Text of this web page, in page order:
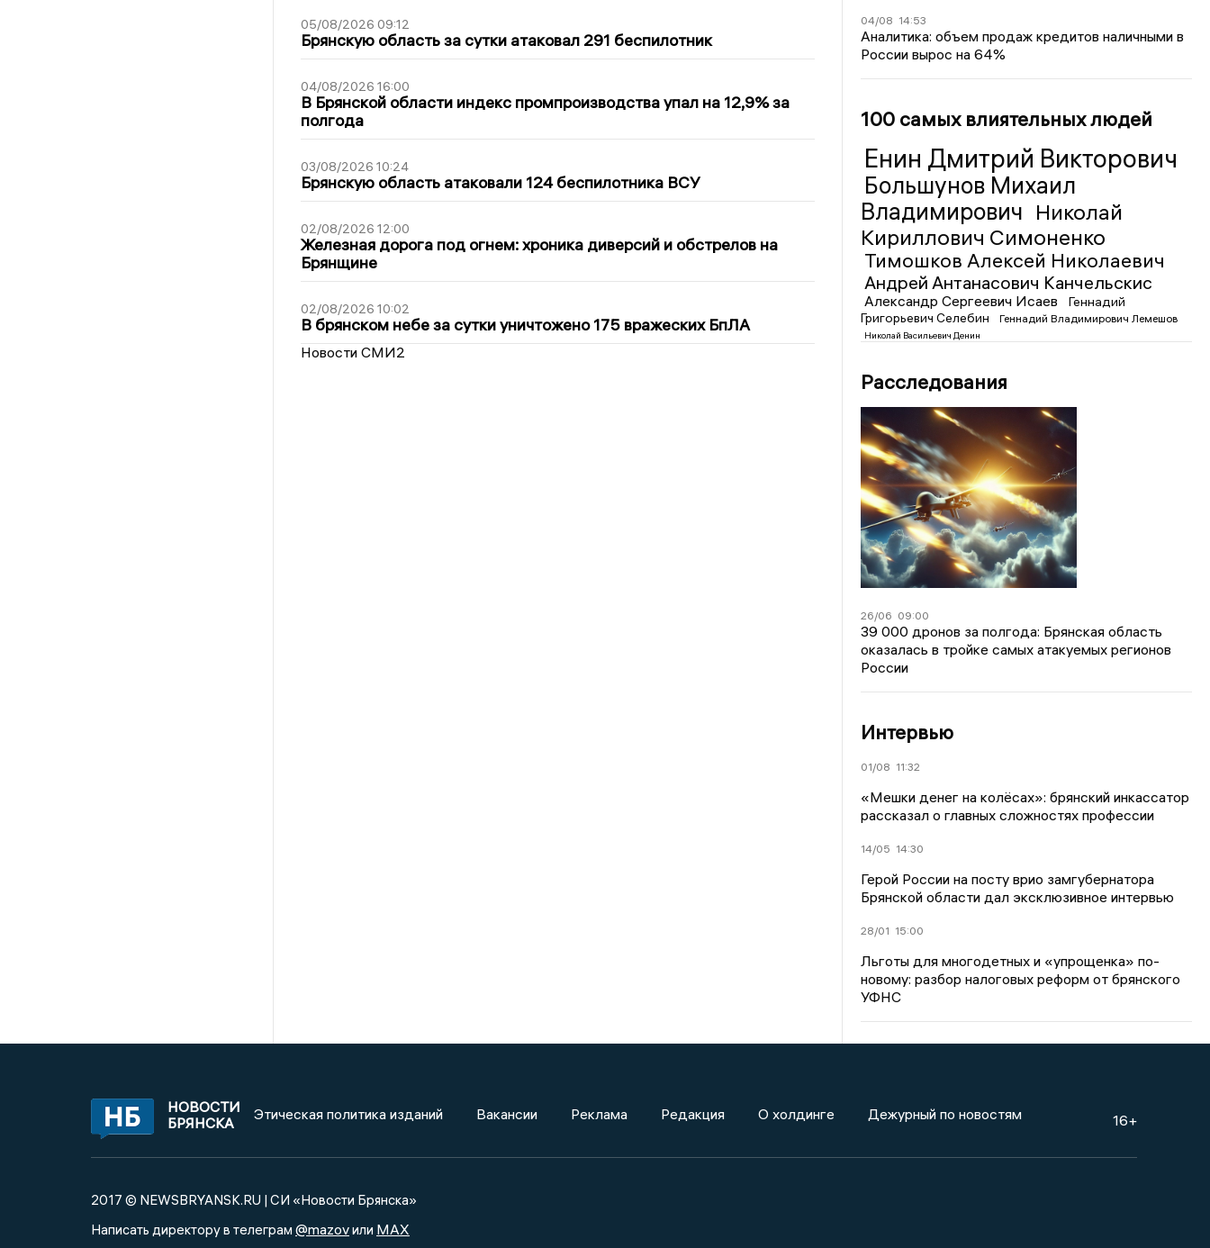
05/08/2026 09:12
Брянскую область за сутки атаковал 291 беспилотник
04/08/2026 16:00
В Брянской области индекс промпроизводства упал на 12,9% за
полгода
03/08/2026 10:24
Брянскую область атаковали 124 беспилотника ВСУ
02/08/2026 12:00
Железная дорога под огнем: хроника диверсий и обстрелов на
Брянщине
02/08/2026 10:02
В брянском небе за сутки уничтожено 175 вражеских БпЛА
Новости СМИ2
04/08 14:53
Аналитика: объем продаж кредитов наличными в
России вырос на 64%
100 самых влиятельных людей
Енин Дмитрий Викторович
Большунов Михаил
Владимирович Николай
Кириллович Симоненко
Тимошков Алексей Николаевич
Андрей Антанасович Канчельскис
Александр Сергеевич Исаев
Геннадий
Григорьевич Селебин
Геннадий Владимирович Лемешов
Николай Васильевич Денин
Расследования
26/06 09:00
39 000 дронов за полгода: Брянская область
оказалась в тройке самых атакуемых регионов
России
Интервью
01/08 11:32
«Мешки денег на колёсах»: брянский инкассатор
рассказал о главных сложностях профессии
14/05 14:30
Герой России на посту врио замгубернатора
Брянской области дал эксклюзивное интервью
28/01 15:00
Льготы для многодетных и «упрощенка» по-
новому: разбор налоговых реформ от брянского
УФНС
НОВОСТИ
БРЯНСКА
Этическая политика изданий Вакансии Реклама Редакция О холдинге Дежурный по новостям 16+
2017 © NEWSBRYANSK.RU | СИ «Новости Брянска»
Написать директору в телеграм @mazovили MAX